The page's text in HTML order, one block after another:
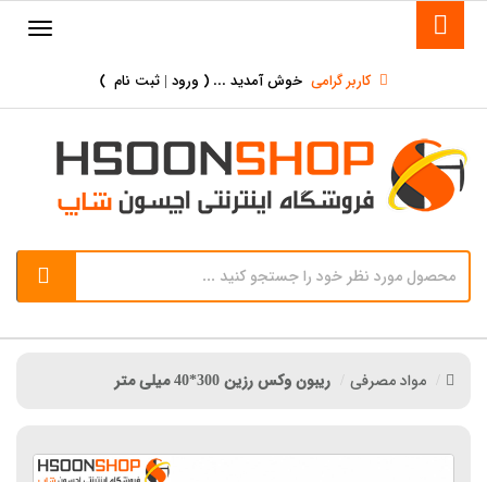
کاربر گرامی خوش آمدید ... ( ورود | ثبت نام )
مواد مصرفی ریبون وکس رزین 300*40 میلی متر